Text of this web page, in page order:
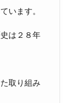
います。
は２８年
取り組み